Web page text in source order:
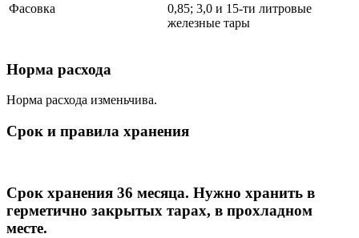
Фасовка
0,85; 3,0 и 15-ти литровые
железные тары
Норма расхода
Норма расхода изменьчива.
Срок и правила хранения
Срок хранения 36 месяца. Нужно хранить в
герметично закрытых тарах, в прохладном
месте.